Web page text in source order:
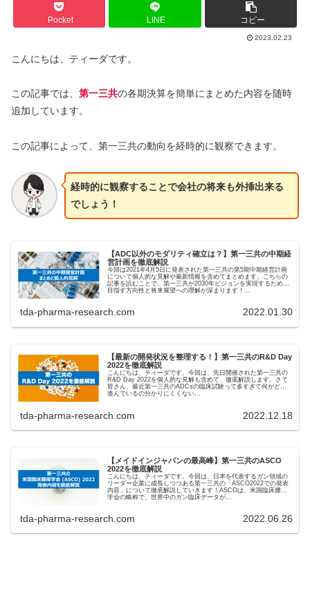
Pocket LINE コピー
2023.02.23
こんにちは、ティーダです。
この記事では、 第一三共の各期決算を簡単にまとめた内容を随時
追加しています。
この記事によって、第一三共の動向を経時的に観察できます。
経時的に観察することで会社の将来も外挿出来る
でしょう！
【ADC以外のモダリティ確立は？】第一三共の中期経
営計画を徹底解説
今回は2021年4月5日に発表された第一三共の第5期中期経営計画
について個人的な見解や最新情報を含めてまとめます。こちらの
記事を読むことで、第一三共が2030年ビジョンを実現するために
目指す方向性と将来展望への理解が深まります！...
tda-pharma-research.com 2022.01.30
【最新の開発状況を整理する！】第一三共のR&D Day
2022を徹底解説
こんにちは、ティーダです。今回は、先日開催された第一三共の
R&D Day 2022を個人的な見解も含めて、徹底解説します。さて
皆さん、最近第一三共のADCsの臨床試験って多すぎて何がどう
進んでいるの分かりにくくない...
tda-pharma-research.com 2022.12.18
【メイドインジャパンの最高峰】第一三共のASCO
2022を徹底解説
こんにちは、ティーダです。今回は、日本を代表するガン領域の
リーダー企業に成長しつつある第一三共の「ASCO2022での発表
内容」について徹底解説していきます！ASCOは、米国臨床腫瘍
学会の略称で、世界中のガン臨床データが...
tda-pharma-research.com 2022.06.26